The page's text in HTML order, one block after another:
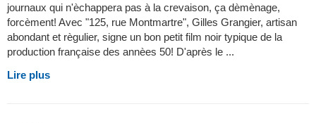
journaux qui n'èchappera pas à la crevaison, ça dèmènage,
forcèment! Avec "125, rue Montmartre", Gilles Grangier, artisan
abondant et règulier, signe un bon petit film noir typique de la
production française des annèes 50! D'après le ...
Lire plus